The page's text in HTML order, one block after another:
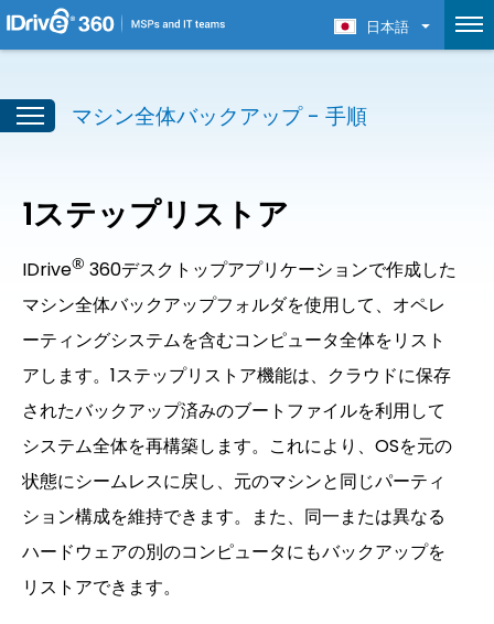
日本語
マシン全体バックアップ - 手順
1ステップリストア
IDrive® 360デスクトップアプリケーションで作成した
マシン全体バックアップフォルダを使用して、オペレ
ーティングシステムを含むコンピュータ全体をリスト
アします。1ステップリストア機能は、クラウドに保存
されたバックアップ済みのブートファイルを利用して
システム全体を再構築します。これにより、OSを元の
状態にシームレスに戻し、元のマシンと同じパーティ
ション構成を維持できます。また、同一または異なる
ハードウェアの別のコンピュータにもバックアップを
リストアできます。